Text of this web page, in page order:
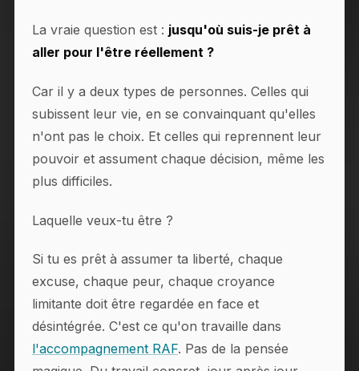
La vraie question est : jusqu'où suis-je prêt à
aller pour l'être réellement ?
Car il y a deux types de personnes. Celles qui
subissent leur vie, en se convainquant qu'elles
n'ont pas le choix. Et celles qui reprennent leur
pouvoir et assument chaque décision, même les
plus difficiles.
Laquelle veux-tu être ?
Si tu es prêt à assumer ta liberté, chaque
excuse, chaque peur, chaque croyance
limitante doit être regardée en face et
désintégrée. C'est ce qu'on travaille dans
l'accompagnement RAF. Pas de la pensée